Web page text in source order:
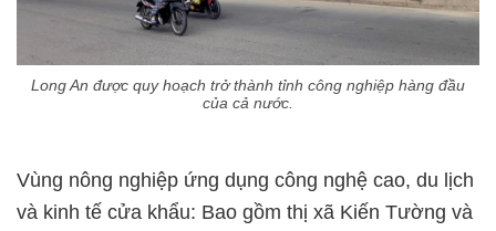
Long An được quy hoạch trở thành tỉnh công nghiệp hàng đầu
của cả nước.
Vùng nông nghiệp ứng dụng công nghệ cao, du lịch
và kinh tế cửa khẩu: Bao gồm thị xã Kiến Tường và